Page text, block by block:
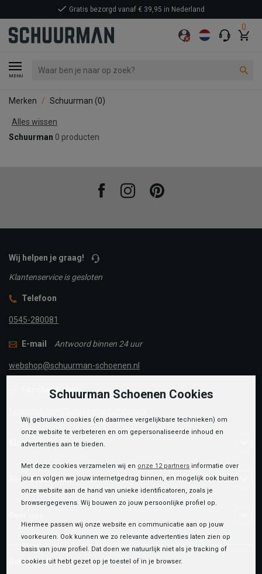
0
MENU
Gratis bezorgd vanaf € 39,95 in Nederland
Merken Schuurman (0)
Alles wissen
Schuurman 0 producten
FacebookInstagramPinterest
Wij helpen je graag!
Klantenservice is gesloten
Telefoon
0545-280081
E-mail Antwoord binnen 24 uur
webshop@schuurman-schoenen.nl
Facebook chat
Klantenservice
Bestelinformatie
Betaalmethoden
Schuurman Schoenen Cookies
Wij gebruiken cookies (en daarmee vergelijkbare technieken) om
onze website te verbeteren en om gepersonaliseerde inhoud en
advertenties aan te bieden.
Met deze cookies verzamelen wij en onze 12 partners informatie over
jou en volgen we jouw internetgedrag binnen, en mogelijk ook buiten
onze website aan de hand van unieke identificatoren, zoals je
browsergegevens. Wij bouwen zo jouw persoonlijke profiel op.
Hiermee passen wij onze website en communicatie aan op jouw
voorkeuren. Ook kunnen we zo relevante advertenties laten zien op
basis van jouw profiel. Dat doen we natuurlijk niet als je tracking of
cookies uit hebt gezet op je toestel of in je browser.